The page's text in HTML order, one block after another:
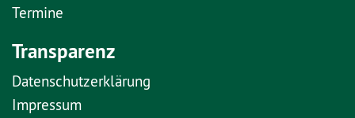
Termine
Transparenz
Datenschutzerklärung
Impressum